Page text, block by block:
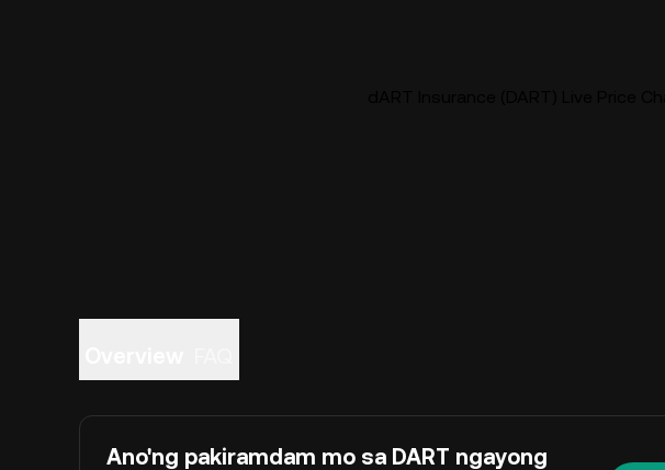
Ano'ng pakiramdam mo sa DART ngayong